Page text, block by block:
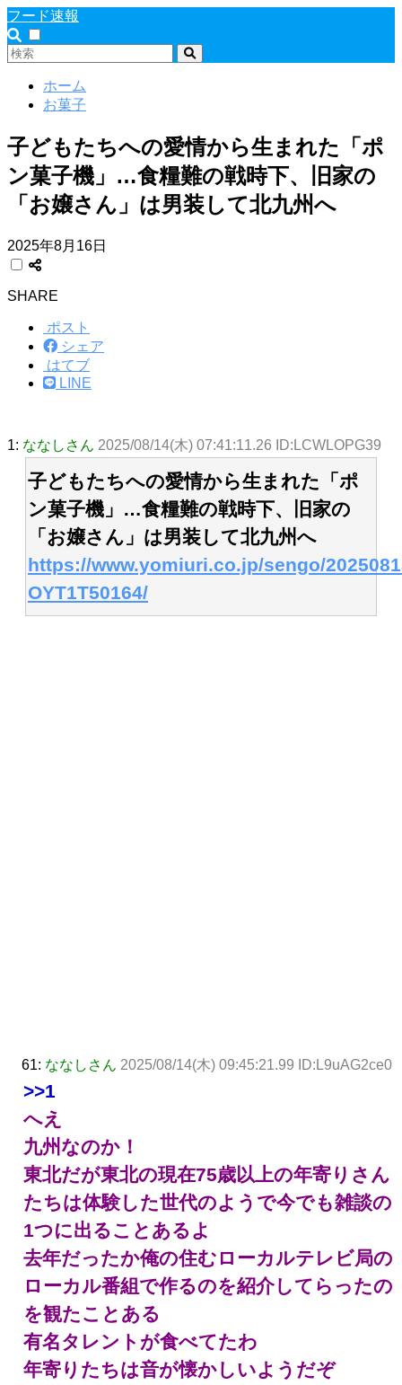
フード速報
ホーム
お菓子
子どもたちへの愛情から生まれた「ポ
ン菓子機」…食糧難の戦時下、旧家の
「お嬢さん」は男装して北九州へ
2025年8月16日
SHARE
ポスト
シェア
はてブ
LINE
1: ななしさん 2025/08/14(木) 07:41:11.26 ID:LCWLOPG39
子どもたちへの愛情から生まれた「ポ
ン菓子機」…食糧難の戦時下、旧家の
「お嬢さん」は男装して北九州へ
https://www.yomiuri.co.jp/sengo/
OYT1T50164/
61: ななしさん 2025/08/14(木) 09:45:21.99 ID:L9uAG2ce0
>>1
へえ
九州なのか！
東北だが東北の現在75歳以上の年寄りさん
たちは体験した世代のようで今でも雑談の
1つに出ることあるよ
去年だったか俺の住むローカルテレビ局の
ローカル番組で作るのを紹介してらったの
を観たことある
有名タレントが食べてたわ
年寄りたちは音が懐かしいようだぞ